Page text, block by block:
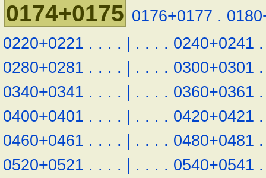
0174+0175 0176+0177 .
0220+0221 . . . . | . . . . 0240+0241 .
0280+0281 . . . . | . . . . 0300+0301 .
0340+0341 . . . . | . . . . 0360+0361 .
0400+0401 . . . . | . . . . 0420+0421 .
0460+0461 . . . . | . . . . 0480+0481 .
0520+0521 . . . . | . . . . 0540+0541 .